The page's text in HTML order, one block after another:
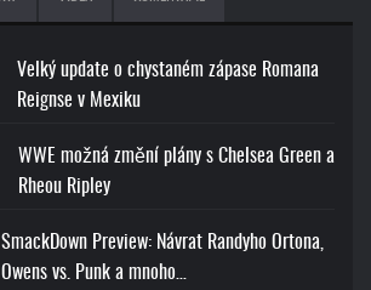
Velký update o chystaném zápase Romana
Reignse v Mexiku
WWE možná změní plány s Chelsea Green a
Rheou Ripley
SmackDown Preview: Návrat Randyho Ortona,
Owens vs. Punk a mnoho…